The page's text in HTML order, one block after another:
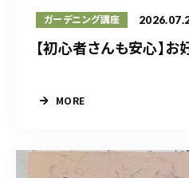
ガーデニング講座
【初心者さんも安心】
MORE